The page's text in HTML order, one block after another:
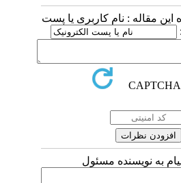
مقاله : نام کاربری یا پست
به نویسنده مسئول